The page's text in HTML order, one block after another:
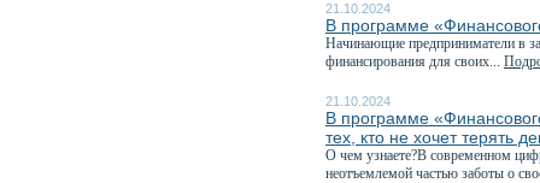
21.10.2024
В программе
Начинающие предприниматели в
финансирования для своих...
21.10.2024
В программе
тех, кто не хочет терять
О чем узнаете?В современном
неотъемлемой частью заботы о